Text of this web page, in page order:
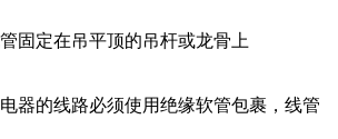
固定在吊平顶的吊杆或龙骨上
器的线路必须使用绝缘软管包裹，线管